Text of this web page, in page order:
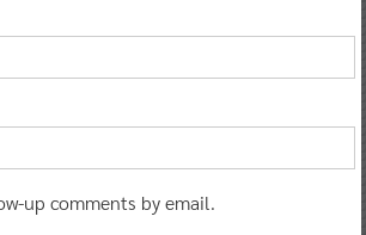
up comments by email.